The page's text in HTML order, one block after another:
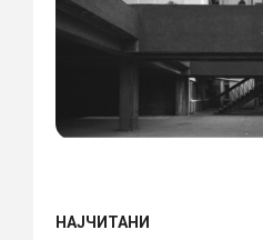
НАЈЧИТАНИ